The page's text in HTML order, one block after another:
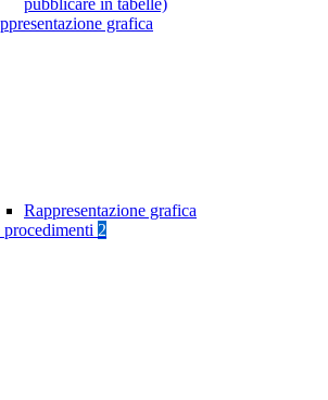
pubblicare in tabelle)
grafica
Rappresentazione grafica
2